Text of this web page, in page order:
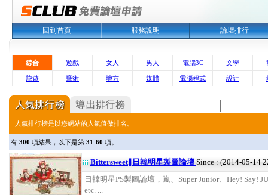
回到首頁 服務說明 論壇排行
綜合 遊戲 女人 男人 電腦3C 文學
旅遊 藝術 地方 媒體 電腦程式 設計
人氣排行榜是以您網站的人氣值做排名。
有 300 項結果，以下是第 31-60 項。
Bittersweet∥日韓明星製圖論壇 Since : (2014-05-14
日韓明星PS製圖論壇，嵐、Super Junior、Hey! Say!
etc. ...